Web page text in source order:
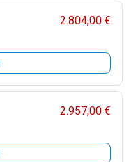
2.804,00 €
2.957,00 €